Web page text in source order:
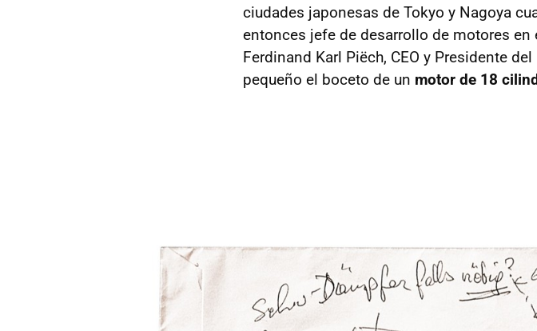
ciudades japonesas de Tokyo y Nagoya
entonces jefe de desarrollo de motores
Ferdinand Karl Piëch, CEO y Presidente
pequeño el boceto de un motor de 18